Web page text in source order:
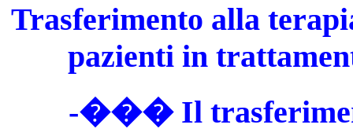
Trasferimento alla
pazienti in
-��� Il